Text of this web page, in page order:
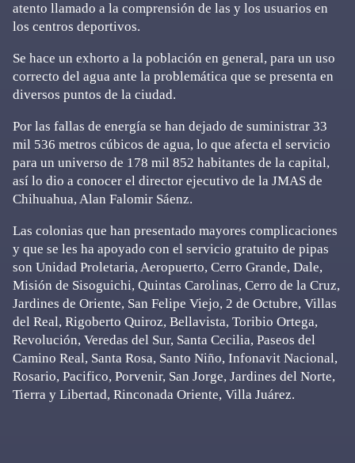
atento llamado a la comprensión de las y los usuarios en
los centros deportivos.
Se hace un exhorto a la población en general, para un uso
correcto del agua ante la problemática que se presenta en
diversos puntos de la ciudad.
Por las fallas de energía se han dejado de suministrar 33
mil 536 metros cúbicos de agua, lo que afecta el servicio
para un universo de 178 mil 852 habitantes de la capital,
así lo dio a conocer el director ejecutivo de la JMAS de
Chihuahua, Alan Falomir Sáenz.
Las colonias que han presentado mayores complicaciones
y que se les ha apoyado con el servicio gratuito de pipas
son Unidad Proletaria, Aeropuerto, Cerro Grande, Dale,
Misión de Sisoguichi, Quintas Carolinas, Cerro de la Cruz,
Jardines de Oriente, San Felipe Viejo, 2 de Octubre, Villas
del Real, Rigoberto Quiroz, Bellavista, Toribio Ortega,
Revolución, Veredas del Sur, Santa Cecilia, Paseos del
Camino Real, Santa Rosa, Santo Niño, Infonavit Nacional,
Rosario, Pacifico, Porvenir, San Jorge, Jardines del Norte,
Tierra y Libertad, Rinconada Oriente, Villa Juárez.